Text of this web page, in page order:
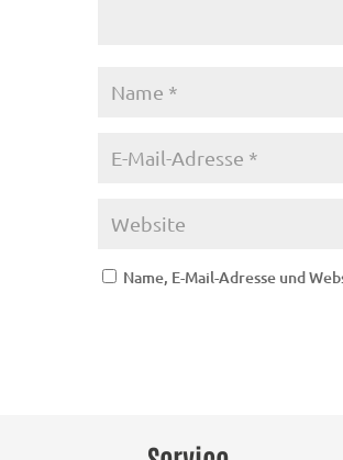
Name, E-Mail-Adresse und